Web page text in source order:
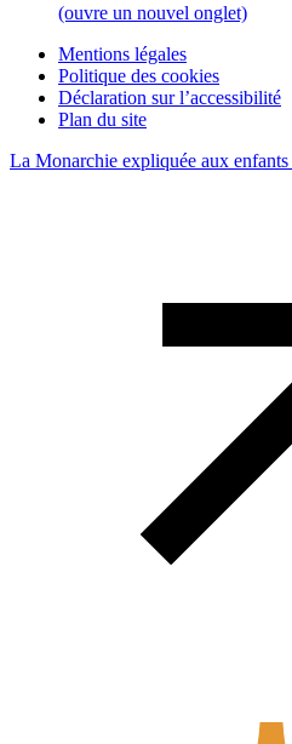
(ouvre un nouvel onglet)
Mentions légales
Politique des cookies
Déclaration sur l’accessibilité
Plan du site
La Monarchie expliquée aux enfants